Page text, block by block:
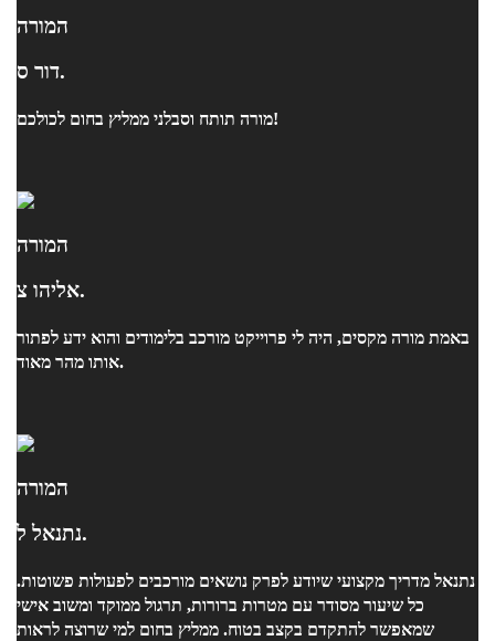
המורה
דור ס.
מורה תותח וסבלני ממליץ בחום לכולכם!
המורה
אליהו צ.
באמת מורה מקסים, היה לי פרוייקט מורכב בלימודים והוא ידע לפתור
אותו מהר מאוד.
המורה
נתנאל ל.
נתנאל מדריך מקצועי שיודע לפרק נושאים מורכבים לפעולות פשוטות.
כל שיעור מסודר עם מטרות ברורות, תרגול ממוקד ומשוב אישי
שמאפשר להתקדם בקצב בטוח. ממליץ בחום למי שרוצה לראות